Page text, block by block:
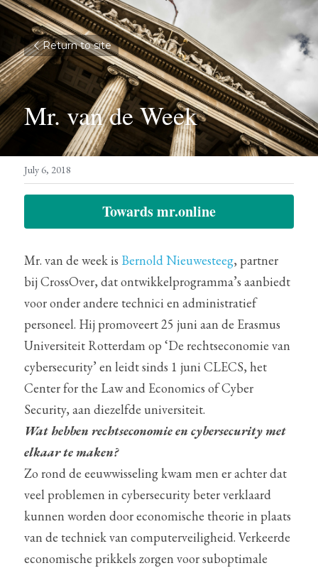
Return to site
Mr. van de Week
July 6, 2018
Towards mr.online
Mr. van de week is Bernold Nieuwesteeg, partner
bij CrossOver, dat ontwikkelprogramma’s aanbiedt
voor onder andere technici en administratief
personeel. Hij promoveert 25 juni aan de Erasmus
Universiteit Rotterdam op ‘De rechtseconomie van
cybersecurity’ en leidt sinds 1 juni CLECS, het
Center for the Law and Economics of Cyber
Security, aan diezelfde universiteit.
Wat hebben rechtseconomie en cybersecurity met
elkaar te maken?
Zo rond de eeuwwisseling kwam men er achter dat
veel problemen in cybersecurity beter verklaard
kunnen worden door economische theorie in plaats
van de techniek van computerveiligheid. Verkeerde
economische prikkels zorgen voor suboptimale